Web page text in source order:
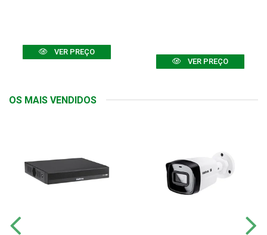
VER PREÇO
VER PREÇO
OS MAIS VENDIDOS